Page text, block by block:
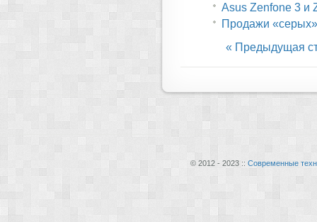
Asus Zenfone 3 и
Продажи
« Предыдущая
© 2012 - 2023 :: Современные